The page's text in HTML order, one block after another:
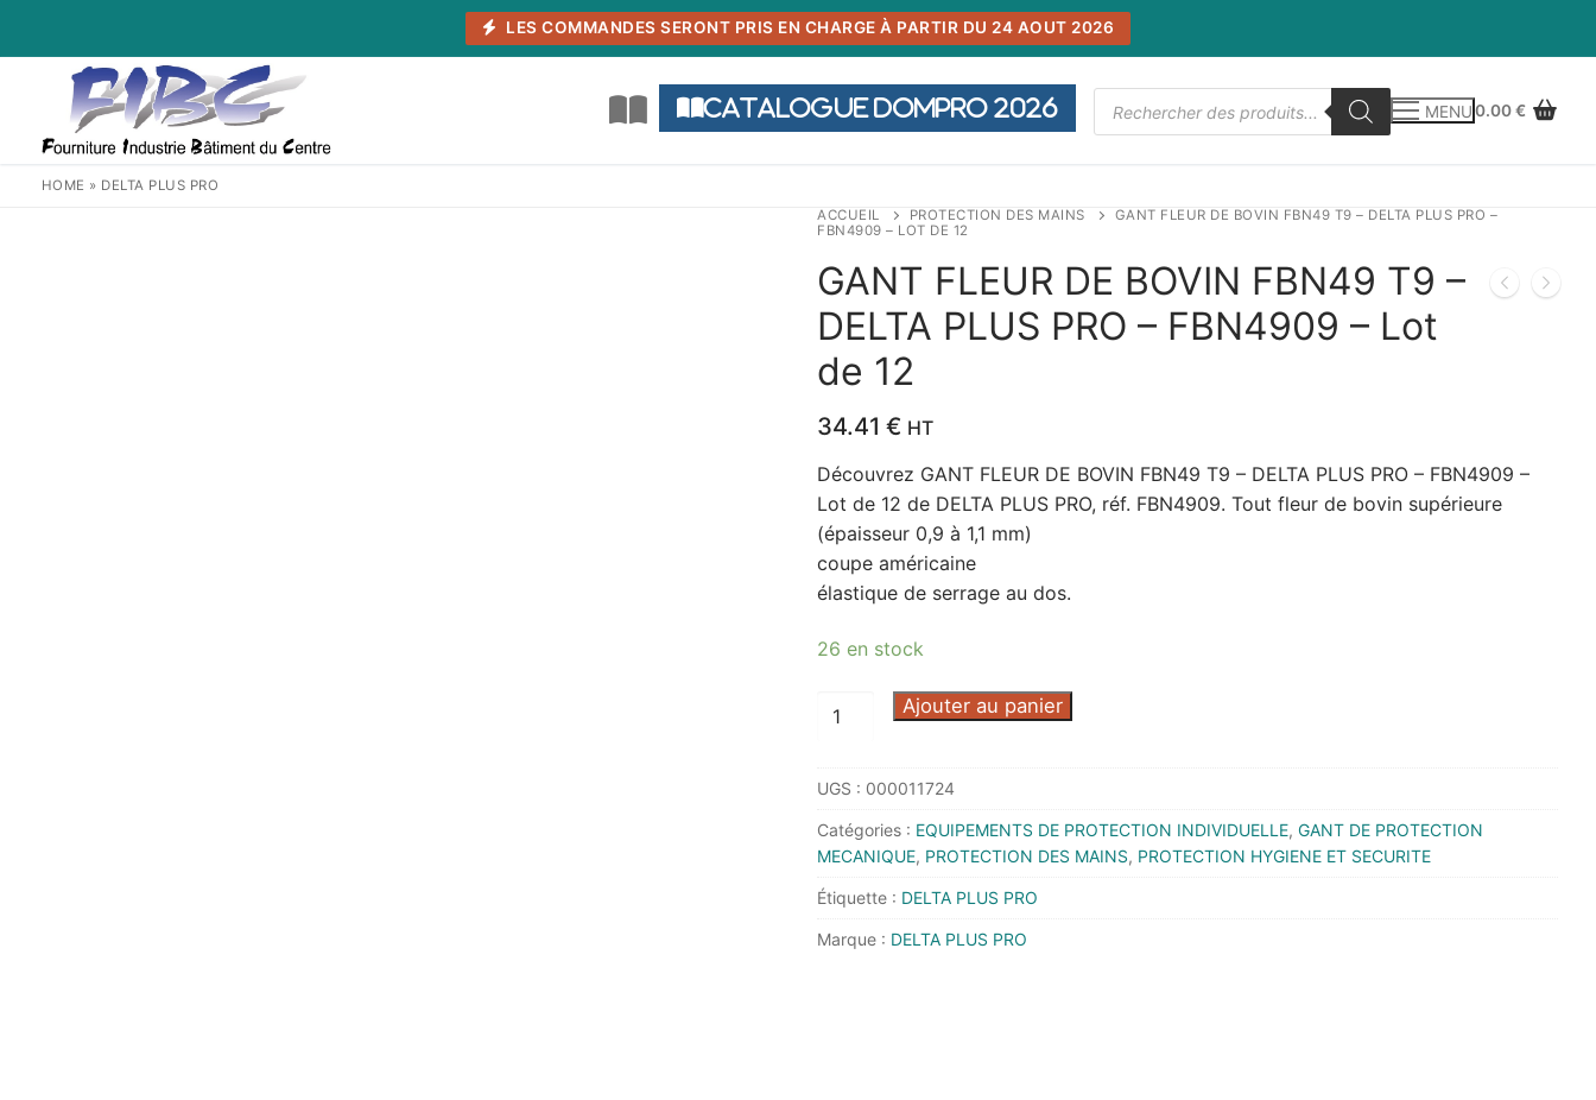
LES COMMANDES SERONT PRIS EN CHARGE À PARTIR DU 24 AOUT 2026
Catalogue DOMPRO 2026
Recherche
de
produits
MENU0.00€
HOME » DELTA PLUS PRO
ACCUEIL
PROTECTION DES MAINS
GANT FLEUR DE BOVIN FBN49 T9 – DELTA PLUS PRO –
FBN4909 – LOT DE 12
GANT FLEUR DE BOVIN FBN49 T9 –
DELTA PLUS PRO – FBN4909 – Lot
de 12
34.41 € HT
Découvrez GANT FLEUR DE BOVIN FBN49 T9 – DELTA PLUS PRO – FBN4909 –
Lot de 12 de DELTA PLUS PRO, réf. FBN4909. Tout fleur de bovin supérieure
(épaisseur 0,9 à 1,1 mm)
coupe américaine
élastique de serrage au dos.
26 en stock
quantité
FLEUR
DE
BOVIN
FBN49
-
Ajouter au panier
UGS : 000011724
Catégories : EQUIPEMENTS DE PROTECTION INDIVIDUELLE, GANT DE PROTECTION
MECANIQUE, PROTECTION DES MAINS, PROTECTION HYGIENE ET SECURITE
Étiquette : DELTA PLUS PRO
Marque : DELTA PLUS PRO